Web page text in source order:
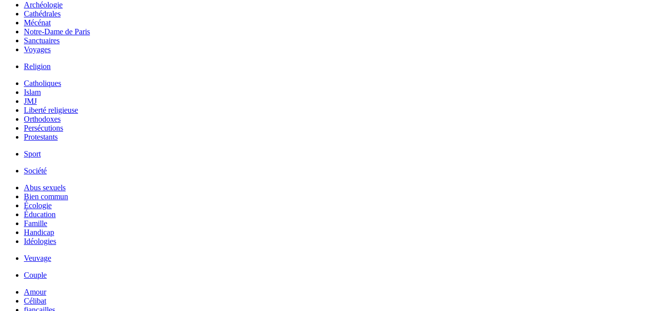
Archéologie
Cathédrales
Mécénat
Notre-Dame de Paris
Sanctuaires
Voyages
Religion
Catholiques
Islam
JMJ
Liberté religieuse
Orthodoxes
Persécutions
Protestants
Sport
Société
Abus sexuels
Bien commun
Écologie
Éducation
Famille
Handicap
Idéologies
Veuvage
Couple
Amour
Célibat